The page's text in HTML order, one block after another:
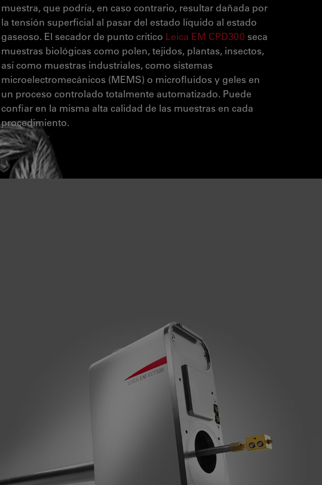
muestra, que podría, en caso contrario, resultar dañada por
la tensión superficial al pasar del estado líquido al estado
gaseoso. El secador de punto crítico Leica EM CPD300 seca
muestras biológicas como polen, tejidos, plantas, insectos,
así como muestras industriales, como sistemas
microelectromecánicos (MEMS) o microfluidos y geles en
un proceso controlado totalmente automatizado. Puede
confiar en la misma alta calidad de las muestras en cada
procedimiento.